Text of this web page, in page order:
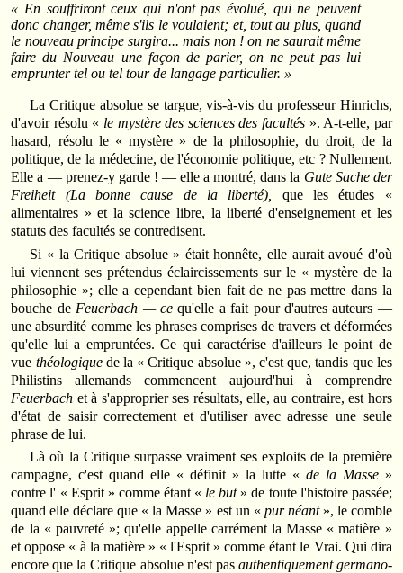
« En souffriront ceux qui n'ont pas évolué, qui ne peuvent
donc changer, même s'ils le voulaient; et, tout au plus, quand
le nouveau principe surgira... mais non ! on ne saurait même
faire du Nouveau une façon de parier, on ne peut pas lui
emprunter tel ou tel tour de langage particulier. »
La Critique absolue se targue, vis-à-vis du professeur Hinrichs,
d'avoir résolu « le mystère des sciences des facultés». A-t-elle, par
hasard, résolu le « mystère » de la philosophie, du droit, de la
politique, de la médecine, de l'économie politique, etc ? Nullement.
Elle a — prenez-y garde ! — elle a montré, dans la Gute Sache der
Freiheit (La bonne cause de la liberté), que les études «
alimentaires » et la science libre, la liberté d'enseignement et les
statuts des facultés se contredisent.
Si « la Critique absolue » était honnête, elle aurait avoué d'où
lui viennent ses prétendus éclaircissements sur le « mystère de la
philosophie »; elle a cependant bien fait de ne pas mettre dans la
bouche de Feuerbach — cequ'elle a fait pour d'autres auteurs —
une absurdité comme les phrases comprises de travers et déformées
qu'elle lui a empruntées. Ce qui caractérise d'ailleurs le point de
vue théologique de la « Critique absolue », c'est que, tandis que les
Philistins allemands commencent aujourd'hui à comprendre
Feuerbach et à s'approprier ses résultats, elle, au contraire, est hors
d'état de saisir correctement et d'utiliser avec adresse une seule
phrase de lui.
Là où la Critique surpasse vraiment ses exploits de la première
campagne, c'est quand elle « définit » la lutte « de la Masse»
contre l' « Esprit » comme étant « le but» de toute l'histoire passée;
quand elle déclare que « la Masse » est un « pur néant», le comble
de la « pauvreté »; qu'elle appelle carrément la Masse « matière »
et oppose « à la matière » « l'Esprit » comme étant le Vrai. Qui dira
encore que la Critique absolue n'est pas authentiquement germano-